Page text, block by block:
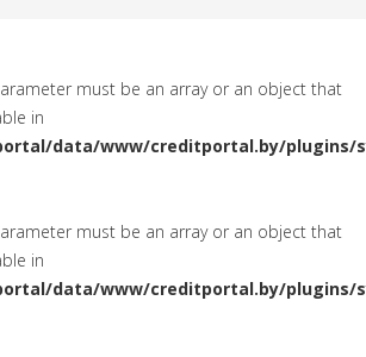
must be an array or an object that
in
data/www/creditportal.by/plugins/
must be an array or an object that
in
data/www/creditportal.by/plugins/